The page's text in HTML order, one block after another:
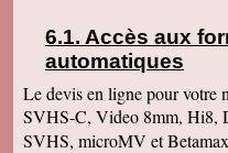
Nous sommes
ce passé, ces
a plus de 20 ans, et
infiniment. Bien
manquerai pas de
entreprise.
Accès aux
automatiques
Le devis en ligne pour votre
SVHS-C, Video 8mm, Hi8,
SVHS, microMV et